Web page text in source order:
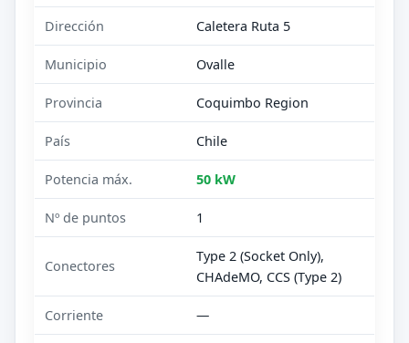
Dirección Caletera Ruta 5
Municipio Ovalle
Provincia Coquimbo Region
País Chile
Potencia máx. 50 kW
Nº de puntos 1
Conectores
Type 2 (Socket Only),
CHAdeMO, CCS (Type 2)
Corriente —